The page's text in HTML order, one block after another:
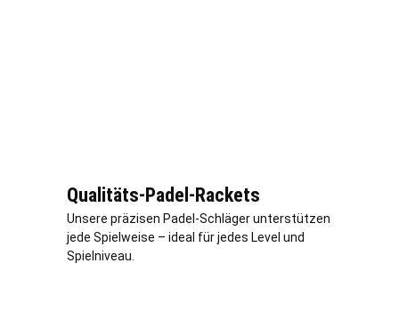
Qualitäts-Padel-Rackets
Unsere präzisen Padel-Schläger unterstützen
jede Spielweise – ideal für jedes Level und
Spielniveau.